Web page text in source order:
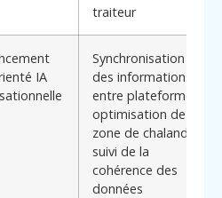
traiteur
IA
Synchronisation
des informations
entre plateformes,
optimisation de la
zone de chalandise,
suivi de la
cohérence des
données